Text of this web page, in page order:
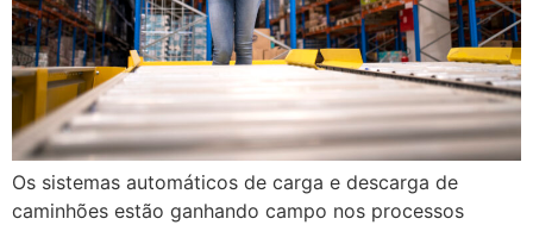
Os sistemas automáticos de carga e descarga de
caminhões estão ganhando campo nos processos